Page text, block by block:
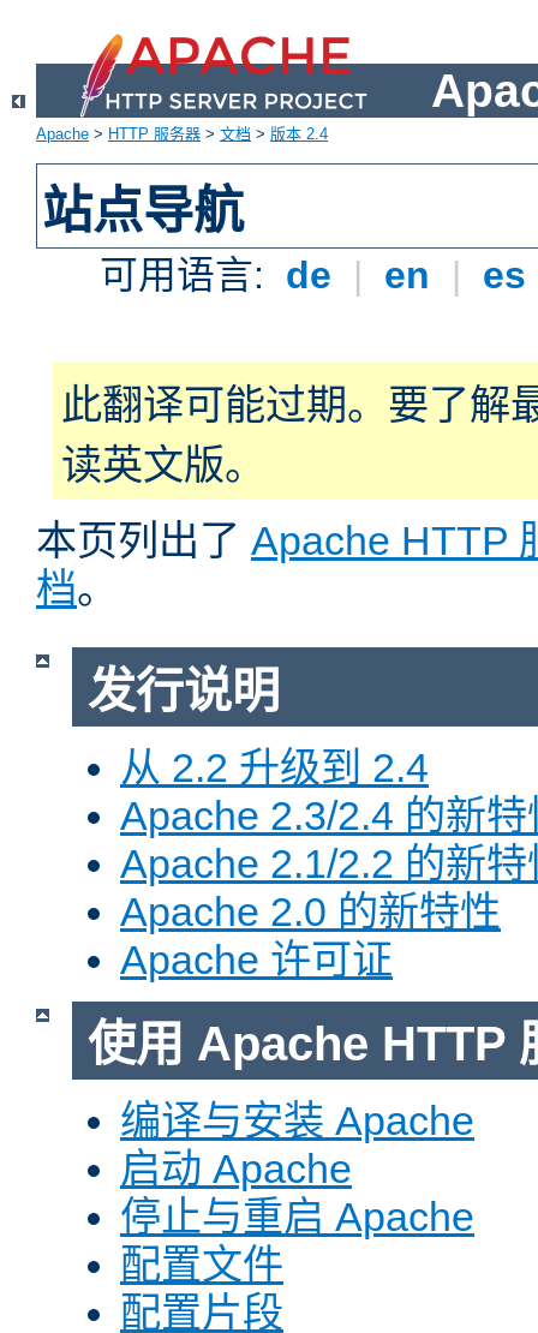
Apache > HTTP 服务器 > 文档 > 版本 2.4
站点导航
可用语言: de | en | es
此翻译可能过期。要了解
读英文版。
本页列出了 Apache HTTP
档。
发行说明
从 2.2 升级到 2.4
Apache 2.3/2.4 的新特
Apache 2.1/2.2 的新特
Apache 2.0 的新特性
Apache 许可证
使用 Apache HTTP
编译与安装 Apache
启动 Apache
停止与重启 Apache
配置文件
配置片段